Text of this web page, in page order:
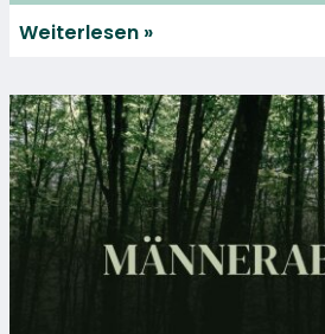
Weiterlesen